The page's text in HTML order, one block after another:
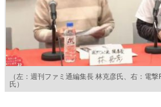
（左：週刊ファミ通編集長 林克彦氏、右：電
氏）